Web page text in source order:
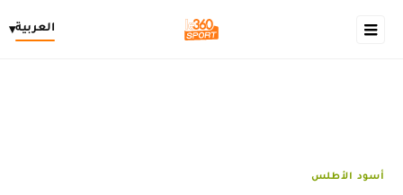
العربية▾
أسود الأطلس